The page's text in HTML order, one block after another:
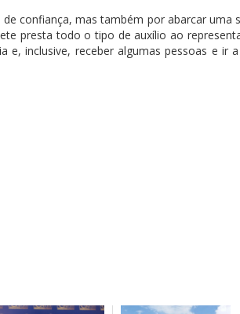
confiança, mas também por abarcar uma
presta todo o tipo de auxílio ao
e, inclusive, receber algumas pessoas e ir